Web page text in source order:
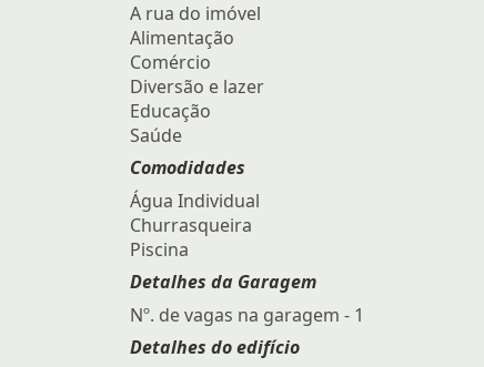
A rua do imóvel
Alimentação
Comércio
Diversão e lazer
Educação
Saúde
Comodidades
Água Individual
Churrasqueira
Piscina
Detalhes da Garagem
Nº. de vagas na garagem - 1
Detalhes do edifício